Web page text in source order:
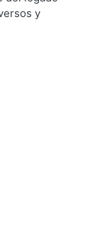
Cristina
y